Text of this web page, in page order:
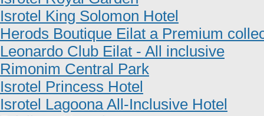
Isrotel King Solomon Hotel
Herods Boutique Eilat a Premium
Leonardo Club Eilat - All inclusive
Rimonim Central Park
Isrotel Princess Hotel
Isrotel Lagoona All-Inclusive Hotel